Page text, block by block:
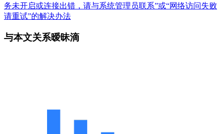
务未开启或连接出错，请与系统管理员联系”或“网络访问失败
请重试”的解决办法
与本文关系暧昧滴